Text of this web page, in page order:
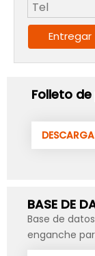
Entregar
Folleto
BASE DE
Base de
enganche